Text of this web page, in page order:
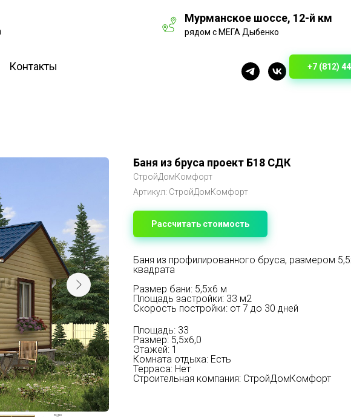
Мурманское шоссе, 12-й км
рядом с МЕГА Дыбенко
Контакты +7 (812)
Баня из бруса проект Б18 СДК
СтройДомКомфорт
Артикул: СтройДомКомфорт
Рассчитать стоимость
Баня из профилированного бруса, размером
квадрата
Размер бани: 5,5х6 м
Площадь застройки: 33 м2
Скорость постройки: от 7 до 30 дней
Площадь: 33
Размер: 5,5х6,0
Этажей: 1
Комната отдыха: Есть
Терраса: Нет
Строительная компания: СтройДомКомфорт